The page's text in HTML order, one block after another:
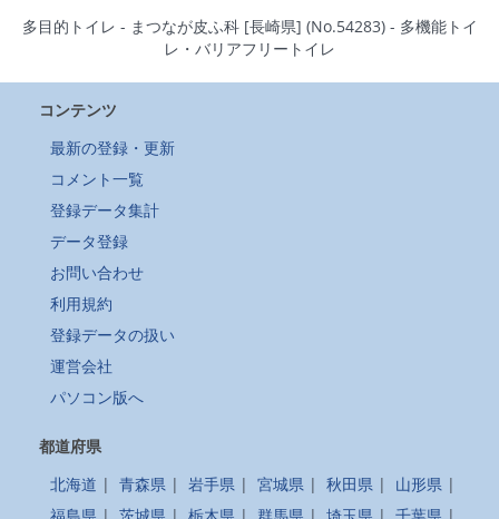
多目的トイレ - まつなが皮ふ科 [長崎県] (No.54283) - 多機能トイ
レ・バリアフリートイレ
コンテンツ
最新の登録・更新
コメント一覧
登録データ集計
データ登録
お問い合わせ
利用規約
登録データの扱い
運営会社
パソコン版へ
都道府県
北海道 | 青森県 | 岩手県 | 宮城県 | 秋田県 | 山形県 |